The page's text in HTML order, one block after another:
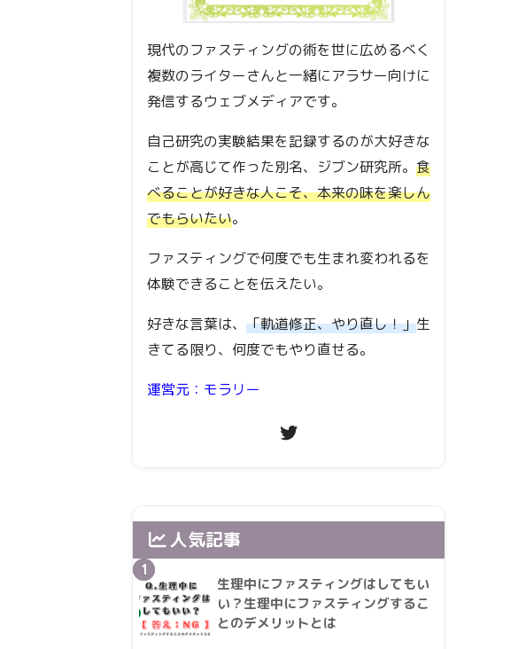
現代のファスティングの術を世に広めるべく
複数のライターさんと一緒にアラサー向けに
発信するウェブメディアです。
自己研究の実験結果を記録するのが大好きな
ことが高じて作った別名、ジブン研究所。 食
べることが好きな人こそ、本来の味を楽しん
でもらいたい。
ファスティングで何度でも生まれ変われるを
体験できることを伝えたい。
好きな言葉は、 「軌道修正、やり直し！」生
きてる限り、何度でもやり直せる。
運営元：モラリー
人気記事
1
生理中にファスティングはしてもい
い？生理中にファスティングするこ
とのデメリットとは